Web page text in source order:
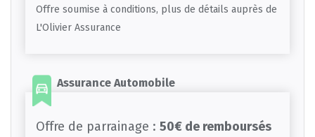
Offre soumise à conditions, plus de détails auprès de
L'Olivier Assurance
Assurance Automobile
Offre de parrainage : 50€ de remboursés